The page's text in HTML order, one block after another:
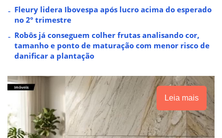
Fleury lidera Ibovespa após lucro acima do esperado
no 2º trimestre
Robôs já conseguem colher frutas analisando cor,
tamanho e ponto de maturação com menor risco de
danificar a plantação
Leia mais